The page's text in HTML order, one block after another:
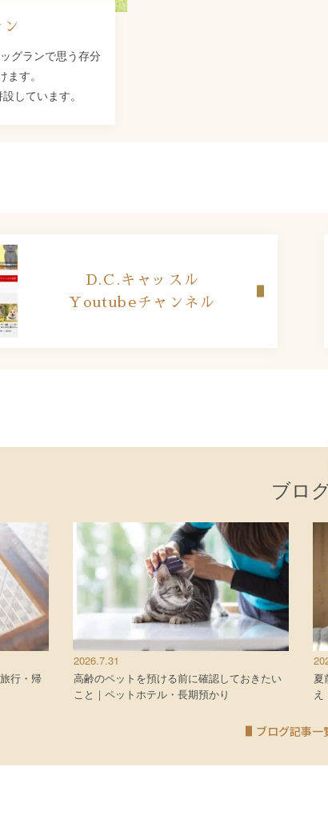
ン
グランで思う存分
す。
しています。
D.C.キャッスル
Youtubeチャンネル​
ブロ
行・帰
2026.7.31
高齢のペットを預ける前に確認しておきたい
こと｜ペットホテル・長期預かり
夏
え
ブログ記事一